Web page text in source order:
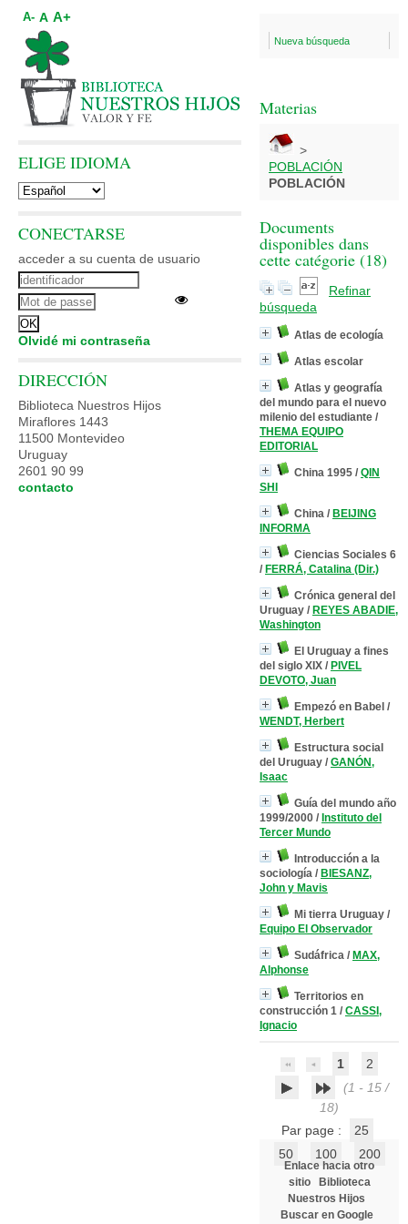
Nueva búsqueda
Materias
>
POBLACIÓN
POBLACIÓN
Documents
disponibles dans
cette catégorie (18)
Refinar
búsqueda
Atlas de ecología
Atlas escolar
Atlas y geografía
del mundo para el nuevo
milenio del estudiante /
THEMA EQUIPO
EDITORIAL
China 1995 / QIN
SHI
China / BEIJING
INFORMA
Ciencias Sociales 6
/ FERRÁ, Catalina (Dir.)
Crónica general del
Uruguay / REYES ABADIE,
Washington
El Uruguay a fines
del siglo XIX / PIVEL
DEVOTO, Juan
Empezó en Babel /
WENDT, Herbert
Estructura social
del Uruguay / GANÓN,
Isaac
Guía del mundo año
1999/2000 / Instituto del
Tercer Mundo
Introducción a la
sociología / BIESANZ,
John y Mavis
Mi tierra Uruguay /
Equipo El Observador
Sudáfrica / MAX,
Alphonse
Territorios en
construcción 1 / CASSI,
Ignacio
1
2
(1 - 15 /
18)
Par page :
25
50
100 200
Enlace hacia otro
sitio
Biblioteca
Nuestros Hijos
Buscar en Google
A- A A+
ELIGE IDIOMA
CONECTARSE
acceder a su cuenta de usuario
Olvidé mi contraseña
DIRECCIÓN
Biblioteca Nuestros Hijos
Miraflores 1443
11500 Montevideo
Uruguay
2601 90 99
contacto